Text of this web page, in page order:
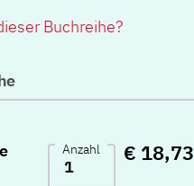
Buchreihe?
Anzahl € 18,73